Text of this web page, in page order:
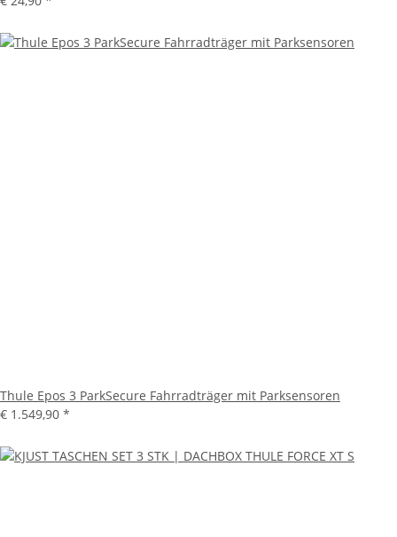
Thule Epos 3 ParkSecure Fahrradträger mit Parksensoren
€ 1.549,90 *